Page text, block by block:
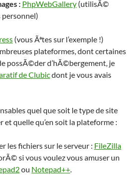
: PhpWebGallery (utilisÃ©
(vous Ãªtes sur l’exemple !)
plateformes, dont certaines
possÃ©der d’hÃ©bergement, je
de Clubicdont je vous avais
quel que soit le type de site
quelle qu’en soit la plateforme :
les fichiers sur le serveur : FileZilla
si vous voulez vous amuser un
ou Notepad++.